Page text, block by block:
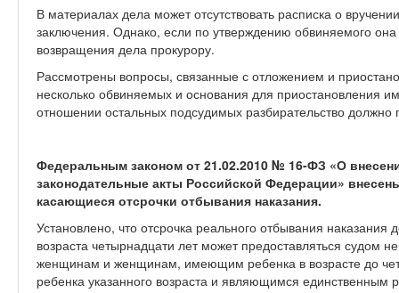
В материалах дела может отсутствовать расписка о
заключения. Однако, если по утверждению обвиняемого
возвращения дела прокурору.
Рассмотрены вопросы, связанные с отложением и
несколько обвиняемых и основания для приостановления
отношении остальных подсудимых разбирательство должно
Федеральным законом от 21.02.2010 № 16-ФЗ «О
законодательные акты Российской Федерации»
касающиеся отсрочки отбывания наказания.
Установлено, что отсрочка реального отбывания
возраста четырнадцати лет может предоставляться судом
женщинам и женщинам, имеющим ребенка в возрасте до
ребенка указанного возраста и являющимся единственным